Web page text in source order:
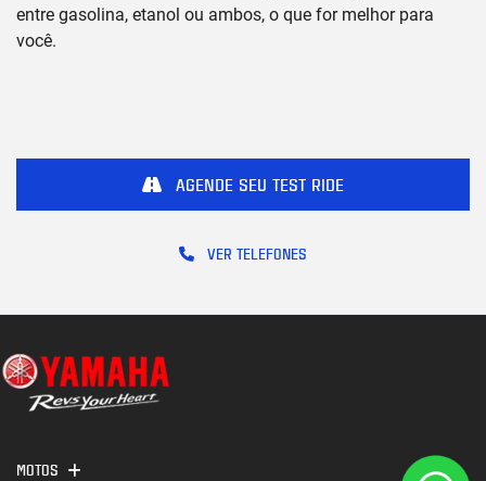
entre gasolina, etanol ou ambos, o que for melhor para
você.
VER TELEFONES
AGENDE SEU TEST RIDE
MOTOS